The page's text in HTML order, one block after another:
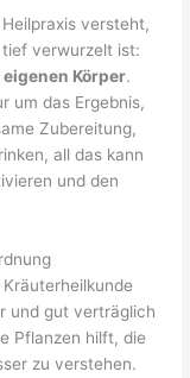
versteht,
verwurzelt ist:
Körper.
um das Ergebnis,
Zubereitung,
all das kann
und den
und gut verträglich
Pflanzen hilft, die
zu verstehen.